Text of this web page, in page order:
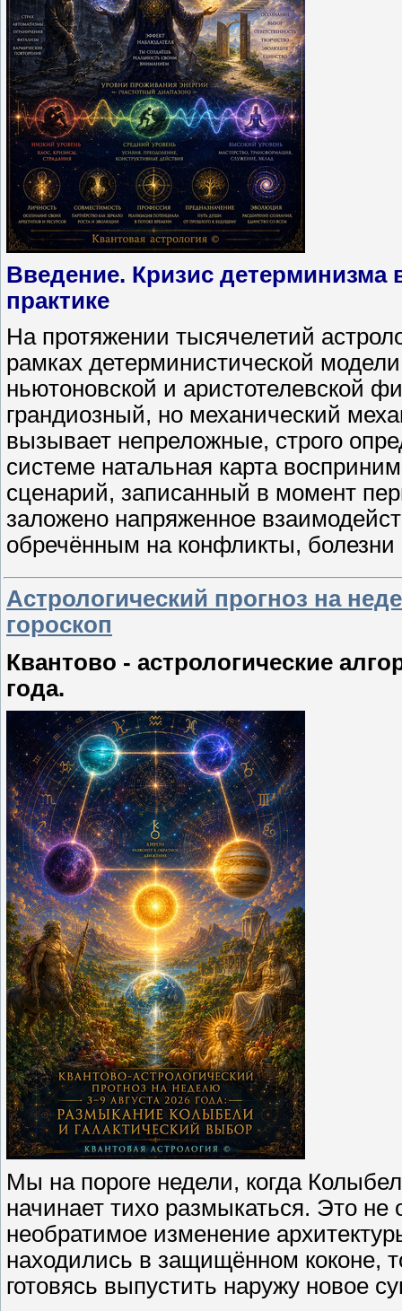
Введение. Кризис детерминизма
практике
На протяжении тысячелетий
рамках детерминистической
ньютоновской и аристотелевской
грандиозный, но механический
вызывает непpеложные, строго
системе натальная карта
сценарий, записанный в момент
заложено напряженное
обречённым на конфликты,
Астрологический прогноз на
гороскоп
Квантово - астрологические
года.
Мы на пороге недели, когда
начинает тихо размыкаться. Это
необратимое изменение
находились в защищённом коконе,
готовясь выпустить наружу новое